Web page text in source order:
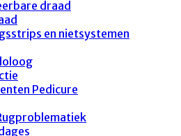
draad
en nietsystemen
Pedicure